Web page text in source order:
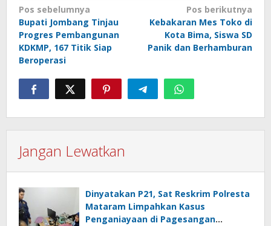
Navigasi
pos
Pos sebelumnya
Bupati Jombang Tinjau
Progres Pembangunan
KDKMP, 167 Titik Siap
Beroperasi
Pos berikutnya
Kebakaran Mes Toko di
Kota Bima, Siswa SD
Panik dan Berhamburan
Jangan Lewatkan
Dinyatakan P21, Sat Reskrim Polresta
Mataram Limpahkan Kasus
Penganiayaan di Pagesangan